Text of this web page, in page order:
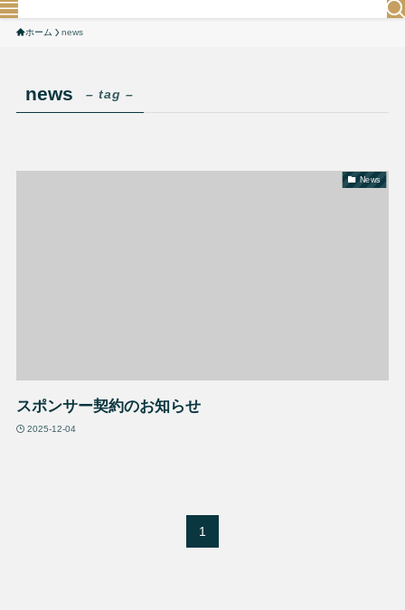
ホーム news
news – tag –
News
スポンサー契約のお知らせ
2025-12-04
1